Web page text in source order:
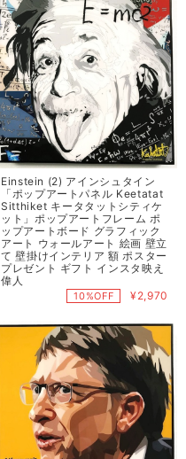
Einstein (2) アインシュタイン
「ポップアートパネル Keetatat
Sitthiket キータタットシティケ
ット」ポップアートフレーム ポ
ップアートボード グラフィック
アート ウォールアート 絵画 壁立
て 壁掛けインテリア 額 ポスター
プレゼント ギフト インスタ映え
偉人
10%OFF ¥2,970